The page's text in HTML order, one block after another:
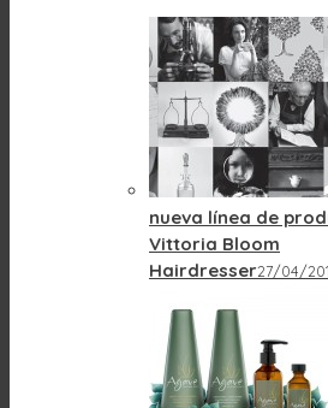
nueva línea de
Vittoria Bloom
Hairdresser27/04/